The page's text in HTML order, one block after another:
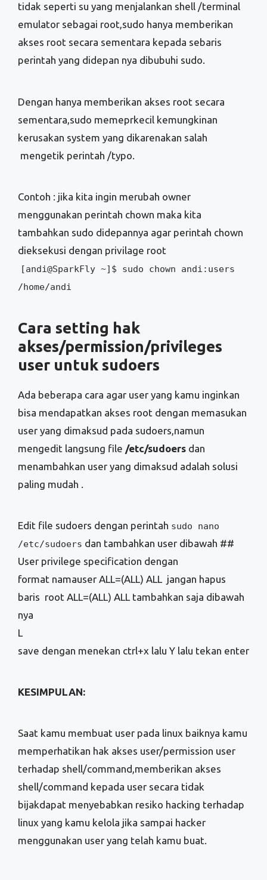
tidak seperti su yang menjalankan shell /terminal
emulator sebagai root,sudo hanya memberikan
akses root secara sementara kepada sebaris
perintah yang didepan nya dibubuhi sudo.
Dengan hanya memberikan akses root secara
sementara,sudo memeprkecil kemungkinan
kerusakan system yang dikarenakan salah
mengetik perintah /typo.
Contoh : jika kita ingin merubah owner
menggunakan perintah chown maka kita
tambahkan sudo didepannya agar perintah chown
dieksekusi dengan privilage root
[andi@SparkFly ~]$ sudo chown andi:users
/home/andi
Cara setting hak
akses/permission/privileges
user untuk sudoers
Ada beberapa cara agar user yang kamu inginkan
bisa mendapatkan akses root dengan memasukan
user yang dimaksud pada sudoers,namun
mengedit langsung file /etc/sudoers dan
menambahkan user yang dimaksud adalah solusi
paling mudah .
Edit file sudoers dengan perintah sudo nano
/etc/sudoers dan tambahkan user dibawah ##
User privilege specification dengan
format namauser ALL=(ALL) ALL jangan hapus
baris root ALL=(ALL) ALL tambahkan saja dibawah
nya
L
save dengan menekan ctrl+x lalu Y lalu tekan enter
KESIMPULAN:
Saat kamu membuat user pada linux baiknya kamu
memperhatikan hak akses user/permission user
terhadap shell/command,memberikan akses
shell/command kepada user secara tidak
bijakdapat menyebabkan resiko hacking terhadap
linux yang kamu kelola jika sampai hacker
menggunakan user yang telah kamu buat.